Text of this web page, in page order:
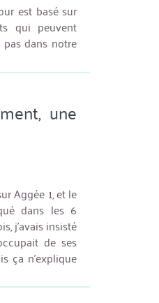
est basé sur
qui peuvent
dans notre
une
Aggée 1, et le
dans les 6
j’avais insisté
de ses
ça n’explique